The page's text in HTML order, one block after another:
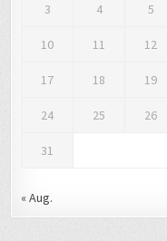
3 4 5
10 11 12
17 18 19
24 25 26
31
« Aug.